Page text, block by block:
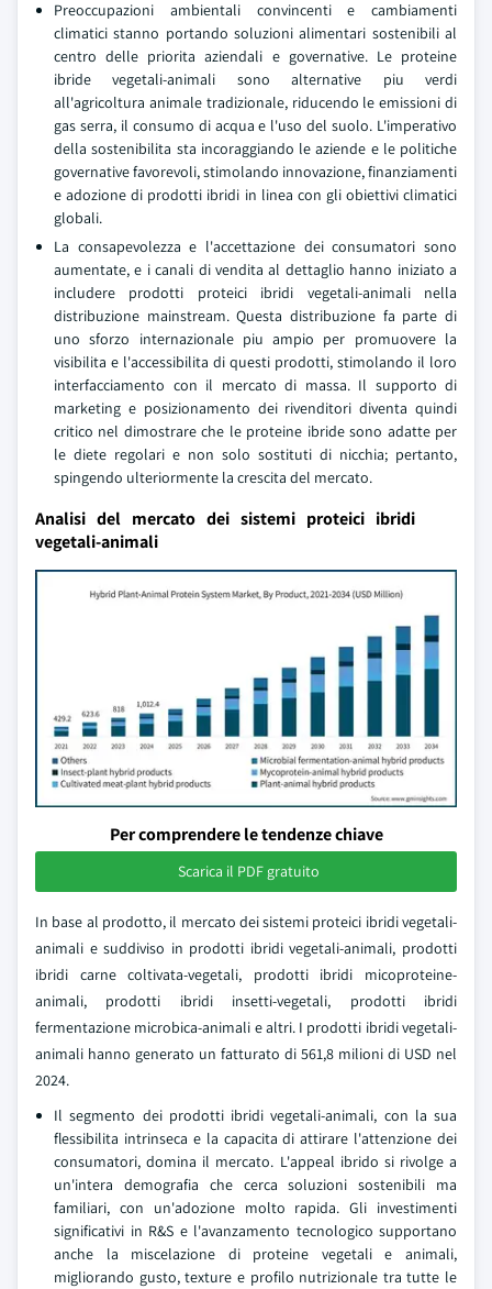
Preoccupazioni ambientali convincenti e cambiamenti
climatici stanno portando soluzioni alimentari sostenibili al
centro delle priorita aziendali e governative. Le proteine
ibride vegetali-animali sono alternative piu verdi
all'agricoltura animale tradizionale, riducendo le emissioni di
gas serra, il consumo di acqua e l'uso del suolo. L'imperativo
della sostenibilita sta incoraggiando le aziende e le politiche
governative favorevoli, stimolando innovazione, finanziamenti
e adozione di prodotti ibridi in linea con gli obiettivi climatici
globali.
La consapevolezza e l'accettazione dei consumatori sono
aumentate, e i canali di vendita al dettaglio hanno iniziato a
includere prodotti proteici ibridi vegetali-animali nella
distribuzione mainstream. Questa distribuzione fa parte di
uno sforzo internazionale piu ampio per promuovere la
visibilita e l'accessibilita di questi prodotti, stimolando il loro
interfacciamento con il mercato di massa. Il supporto di
marketing e posizionamento dei rivenditori diventa quindi
critico nel dimostrare che le proteine ibride sono adatte per
le diete regolari e non solo sostituti di nicchia; pertanto,
spingendo ulteriormente la crescita del mercato.
Analisi del mercato dei sistemi proteici ibridi
vegetali-animali
Per comprendere le tendenze chiave
Scarica il PDF gratuito
In base al prodotto, il mercato dei sistemi proteici ibridi vegetali-
animali e suddiviso in prodotti ibridi vegetali-animali, prodotti
ibridi carne coltivata-vegetali, prodotti ibridi micoproteine-
animali, prodotti ibridi insetti-vegetali, prodotti ibridi
fermentazione microbica-animali e altri. I prodotti ibridi vegetali-
animali hanno generato un fatturato di 561,8 milioni di USD nel
2024.
Il segmento dei prodotti ibridi vegetali-animali, con la sua
flessibilita intrinseca e la capacita di attirare l'attenzione dei
consumatori, domina il mercato. L'appeal ibrido si rivolge a
un'intera demografia che cerca soluzioni sostenibili ma
familiari, con un'adozione molto rapida. Gli investimenti
significativi in R&S e l'avanzamento tecnologico supportano
anche la miscelazione di proteine vegetali e animali,
migliorando gusto, texture e profilo nutrizionale tra tutte le